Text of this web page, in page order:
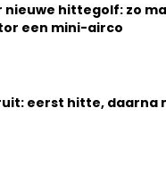
nieuwe hittegolf: zo
een mini-airco
eerst hitte, daarna